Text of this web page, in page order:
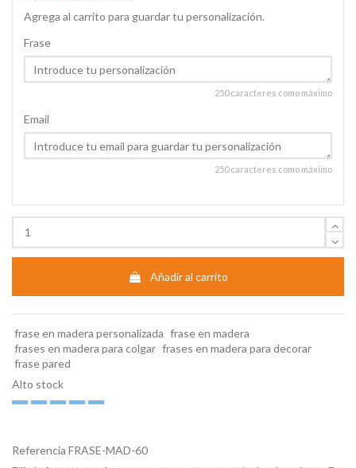
Agrega al carrito para guardar tu personalización.
Frase
250 caracteres como máximo
Email
250 caracteres como máximo
Añadir al carrito
frase en madera personalizada frase en madera
frases en madera para colgar frases en madera para decorar
frase pared
Alto stock
Referencia FRASE-MAD-60